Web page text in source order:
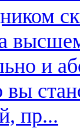
и
пр...